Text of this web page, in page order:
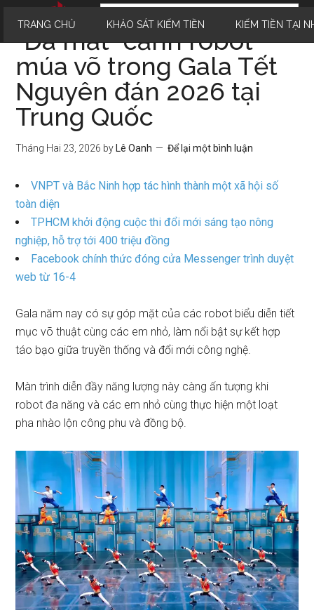
TRANG CHỦ KHẢO SÁT KIẾM TIỀN KIẾM TIỀN TẠI
“Đã mắt” cảnh robot
múa võ trong Gala Tết
Nguyên đán 2026 tại
Trung Quốc
Tháng Hai 23, 2026 by Lê Oanh Để lại một bình luận
VNPT và Bắc Ninh hợp tác hình thành một xã hội số
toàn diện
TPHCM khởi động cuộc thi đổi mới sáng tạo nông
nghiệp, hỗ trợ tới 400 triệu đồng
Facebook chính thức đóng cửa Messenger trình duyệt
web từ 16-4
Gala năm nay có sự góp mặt của các robot biểu diễn tiết
mục võ thuật cùng các em nhỏ, làm nổi bật sự kết hợp
táo bạo giữa truyền thống và đổi mới công nghệ.
Màn trình diễn đầy năng lượng này càng ấn tượng khi
robot đa năng và các em nhỏ cùng thực hiện một loạt
pha nhào lộn công phu và đồng bộ.